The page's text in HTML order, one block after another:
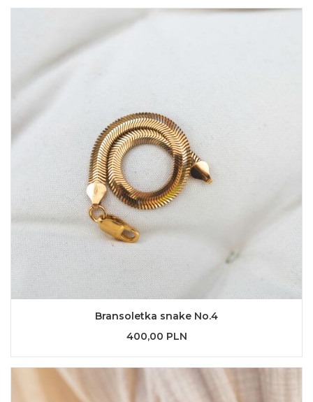
Bransoletka snake No.4
400,00 PLN